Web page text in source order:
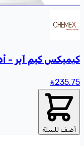
كيميكس كيم آير -
235.75
أضف للسلة